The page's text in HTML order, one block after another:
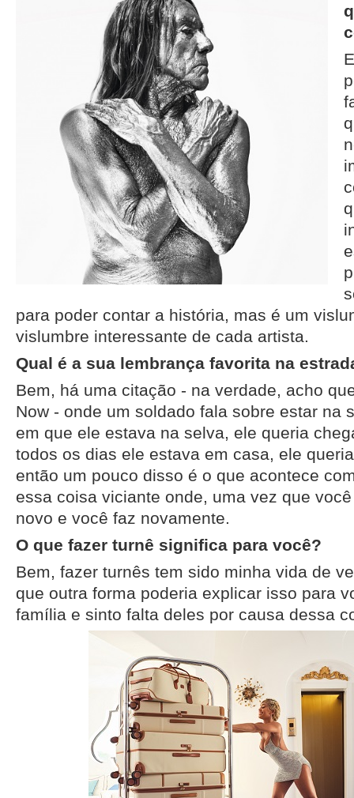
para poder contar a história, mas é um
vislumbre interessante de cada artista.
Qual é a sua lembrança favorita na
Bem, há uma citação - na verdade, acho
Now - onde um soldado fala sobre estar na
em que ele estava na selva, ele queria
todos os dias ele estava em casa, ele
então um pouco disso é o que acontece
essa coisa viciante onde, uma vez que
novo e você faz novamente.
O que fazer turnê significa para você?
Bem, fazer turnês tem sido minha vida de
que outra forma poderia explicar isso para
família e sinto falta deles por causa dessa